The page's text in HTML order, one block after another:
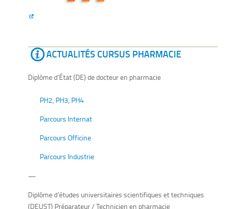
ACTUALITÉS CURSUS PHARMACIE
Diplôme d’État (DE) de docteur en pharmacie
PH2, PH3, PH4
Parcours Internat
Parcours Officine
Parcours Industrie
—
Diplôme d’études universitaires scientifiques et techniques
(DEUST) Préparateur / Technicien en pharmacie